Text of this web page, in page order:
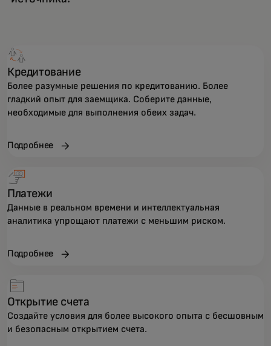
Кредитование
Более разумные решения по кредитованию. Более
гладкий опыт для заемщика. Соберите данные,
необходимые для выполнения обеих задач.
Подробнее
Платежи
Данные в реальном времени и интеллектуальная
аналитика упрощают платежи с меньшим риском.
Подробнее
Открытие счета
Создайте условия для более высокого опыта с бесшовным
и безопасным открытием счета.